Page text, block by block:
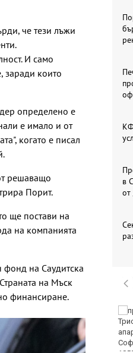
че тези лъжи
И само
заради които
определено е
е имало и от
когато е писал
решаващо
Порит.
ще постави на
на компанията
фонд на Саудитска
на Мъск
финансиране.
в
от
крие зад
колективната
безотговорност,